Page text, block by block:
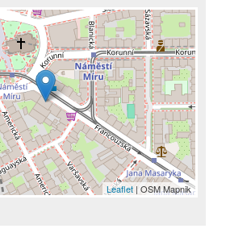
Leaflet | OSM Mapnik